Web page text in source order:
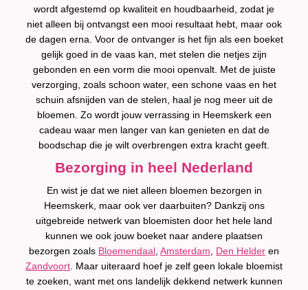
wordt afgestemd op kwaliteit en houdbaarheid, zodat je
niet alleen bij ontvangst een mooi resultaat hebt, maar ook
de dagen erna. Voor de ontvanger is het fijn als een boeket
gelijk goed in de vaas kan, met stelen die netjes zijn
gebonden en een vorm die mooi openvalt. Met de juiste
verzorging, zoals schoon water, een schone vaas en het
schuin afsnijden van de stelen, haal je nog meer uit de
bloemen. Zo wordt jouw verrassing in Heemskerk een
cadeau waar men langer van kan genieten en dat de
boodschap die je wilt overbrengen extra kracht geeft.
Bezorging in heel Nederland
En wist je dat we niet alleen bloemen bezorgen in
Heemskerk, maar ook ver daarbuiten? Dankzij ons
uitgebreide netwerk van bloemisten door het hele land
kunnen we ook jouw boeket naar andere plaatsen
bezorgen zoals Bloemendaal Amsterdam Den Helder en
Zandvoort . Maar uiteraard hoef je zelf geen lokale bloemist
te zoeken, want met ons landelijk dekkend netwerk kunnen